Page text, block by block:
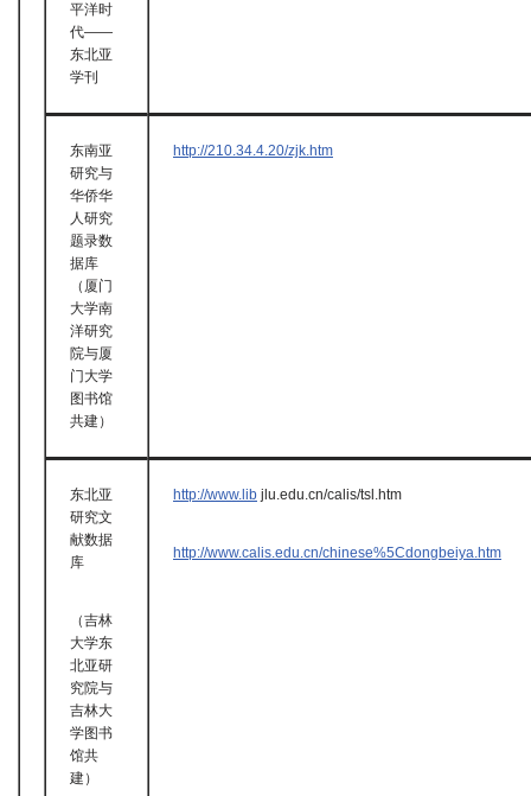
平洋时
代——
东北亚
学刊
东南亚
研究与
华侨华
人研究
题录数
据库
（厦门
大学南
洋研究
院与厦
门大学
图书馆
共建）
http://210.34.4.20/zjk.htm
东北亚
研究文
献数据
库
（吉林
大学东
北亚研
究院与
吉林大
学图书
馆共
建）
http://www.lib jlu.edu.cn/calis/tsl.htm
http://www.calis.edu.cn/chinese%5Cdongbeiya.htm